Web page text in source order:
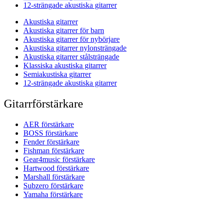
12-strängade akustiska gitarrer
Akustiska gitarrer
Akustiska gitarrer för barn
Akustiska gitarrer för nybörjare
Akustiska gitarrer nylonsträngade
Akustiska gitarrer stålsträngade
Klassiska akustiska gitarrer
Semiakustiska gitarrer
12-strängade akustiska gitarrer
Gitarrförstärkare
AER förstärkare
BOSS förstärkare
Fender förstärkare
Fishman förstärkare
Gear4music förstärkare
Hartwood förstärkare
Marshall förstärkare
Subzero förstärkare
Yamaha förstärkare